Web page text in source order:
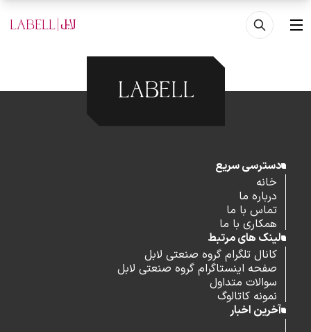
رفتن به محتوای اصلی
منو
دسترسی سریع
خانه
درباره ما
تماس با ما
همکاری با ما
لینک های مرتبط
کانال تلگرام گروه صنعتی لابل
صفحه اینستاگرام گروه صنعتی لابل
سوالات متداول
نمونه کاتالوگ
آخرین اخبار